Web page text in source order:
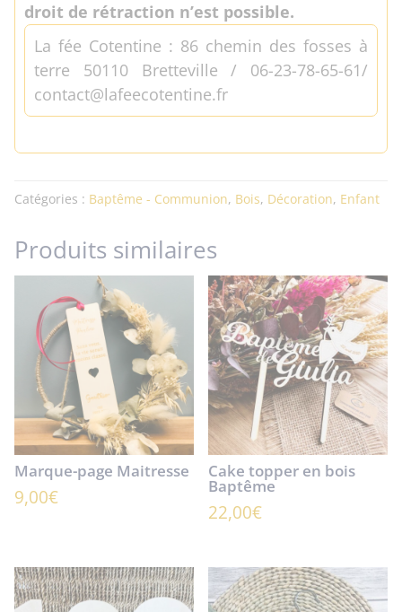
droit de rétraction n’est possible.
La fée Cotentine : 86 chemin des fosses à
terre 50110 Bretteville / 06-23-78-65-61/
contact@lafeecotentine.fr
Catégories : Baptême - Communion, Bois, Décoration, Enfant
Produits similaires
Marque-page Maitresse
9,00€
Cake topper en bois
Baptême
22,00€